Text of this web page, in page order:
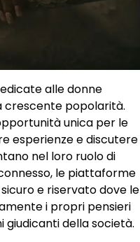
alle donne
crescente popolarità.
unica per le
esperienze e discutere
nel loro ruolo di
le piattaforme
e riservato dove le
i propri pensieri
giudicanti della società.